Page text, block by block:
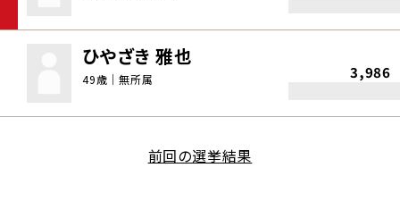
ひやざき 雅也
49歳｜無所属 3,986
前回の選挙結果